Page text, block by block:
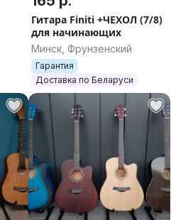
Гитара Finiti +ЧЕХОЛ (7/8)
для начинающих
Минск, Фрунзенский
Гарантия
Доставка по Беларуси